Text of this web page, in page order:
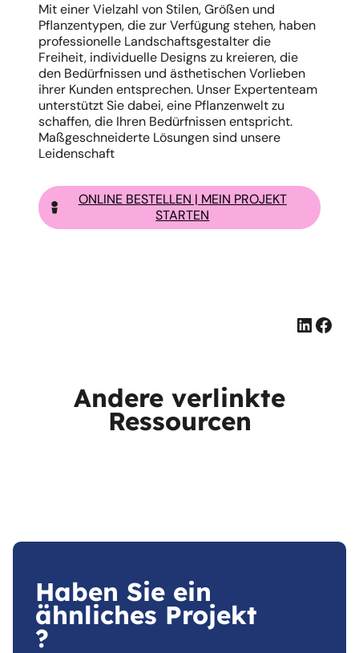
Mit einer Vielzahl von Stilen, Größen und
Pflanzentypen, die zur Verfügung stehen, haben
professionelle Landschaftsgestalter die
Freiheit, individuelle Designs zu kreieren, die
den Bedürfnissen und ästhetischen Vorlieben
ihrer Kunden entsprechen. Unser Expertenteam
unterstützt Sie dabei, eine Pflanzenwelt zu
schaffen, die Ihren Bedürfnissen entspricht.
Maßgeschneiderte Lösungen sind unsere
Leidenschaft
ONLINE BESTELLEN | MEIN PROJEKT
STARTEN
Andere verlinkte
Ressourcen
Haben Sie ein
ähnliches Projekt
?